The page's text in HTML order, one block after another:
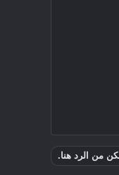
من الرد هنا.